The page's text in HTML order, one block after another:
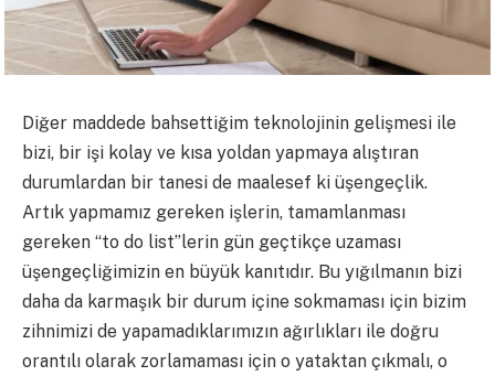
Diğer maddede bahsettiğim teknolojinin gelişmesi ile
bizi, bir işi kolay ve kısa yoldan yapmaya alıştıran
durumlardan bir tanesi de maalesef ki üşengeçlik.
Artık yapmamız gereken işlerin, tamamlanması
gereken “to do list”lerin gün geçtikçe uzaması
üşengeçliğimizin en büyük kanıtıdır. Bu yığılmanın bizi
daha da karmaşık bir durum içine sokmaması için bizim
zihnimizi de yapamadıklarımızın ağırlıkları ile doğru
orantılı olarak zorlamaması için o yataktan çıkmalı, o